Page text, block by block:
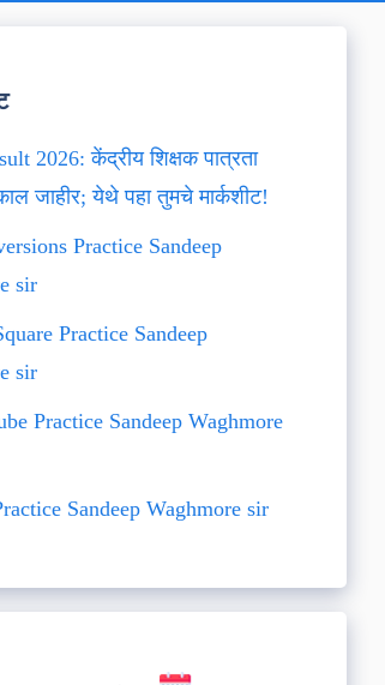
2026: केंद्रीय शिक्षक पात्रता
जाहीर; येथे पहा तुमचे मार्कशीट!
Practice Sandeep
sir
Practice Sandeep
sir
Practice Sandeep Waghmore
Sandeep Waghmore sir